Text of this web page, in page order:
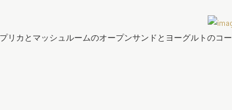
リカとマッシュルームのオープンサンドとヨーグルトのコー